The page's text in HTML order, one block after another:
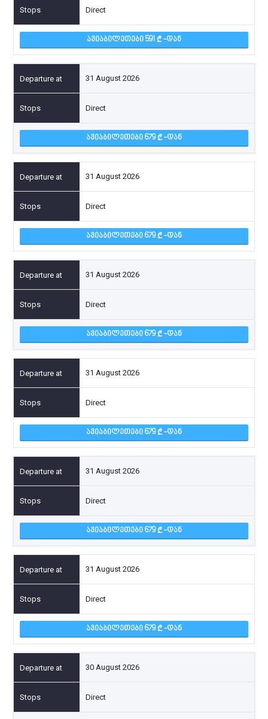
Direct
ᲐᲕᲘᲐᲑᲘᲚᲔᲗᲔᲑᲘ 591 -ᲓᲐᲜ
31 August 2026
Direct
ᲐᲕᲘᲐᲑᲘᲚᲔᲗᲔᲑᲘ 679 -ᲓᲐᲜ
31 August 2026
Direct
ᲐᲕᲘᲐᲑᲘᲚᲔᲗᲔᲑᲘ 679 -ᲓᲐᲜ
31 August 2026
Direct
ᲐᲕᲘᲐᲑᲘᲚᲔᲗᲔᲑᲘ 679 -ᲓᲐᲜ
31 August 2026
Direct
ᲐᲕᲘᲐᲑᲘᲚᲔᲗᲔᲑᲘ 679 -ᲓᲐᲜ
31 August 2026
Direct
ᲐᲕᲘᲐᲑᲘᲚᲔᲗᲔᲑᲘ 679 -ᲓᲐᲜ
31 August 2026
Direct
ᲐᲕᲘᲐᲑᲘᲚᲔᲗᲔᲑᲘ 679 -ᲓᲐᲜ
30 August 2026
Direct